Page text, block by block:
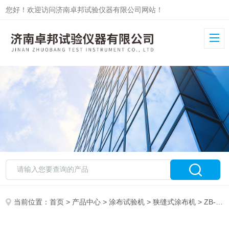
您好！欢迎访问济南卓邦试验仪器有限公司网站！
当前位置：首页 > 产品中心 >涂布试验机 >狭缝式涂布机 > ZB-XTB-60B薄膜太阳能电池狭缝式涂布试验机